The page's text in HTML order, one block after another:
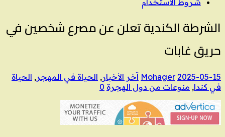
الشرطة الكندية تعلن عن مصرع شخصين في
حريق غابات
2025-05-15
Mohager آخر الأخبار, الحياة في المهجر, الحياة
في كندا, منوعات من دول الهجرة 0